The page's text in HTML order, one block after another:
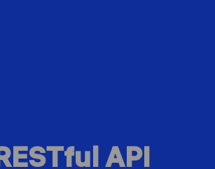
API